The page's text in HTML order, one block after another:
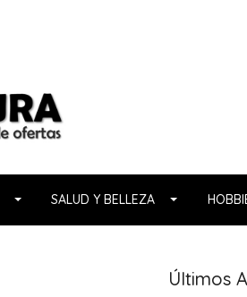
SALUD Y BELLEZA
Últimos